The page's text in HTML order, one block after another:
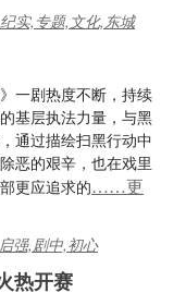
实,专题,文化,东城
一剧热度不断，持续
基层执法力量，与黑
通过描绘扫黑行动中
恶的艰辛，也在戏里
更应追求的……更
强,剧中,初心
热开赛